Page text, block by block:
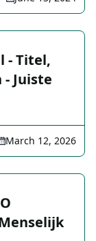
- Titel,
Juiste
March 12, 2026